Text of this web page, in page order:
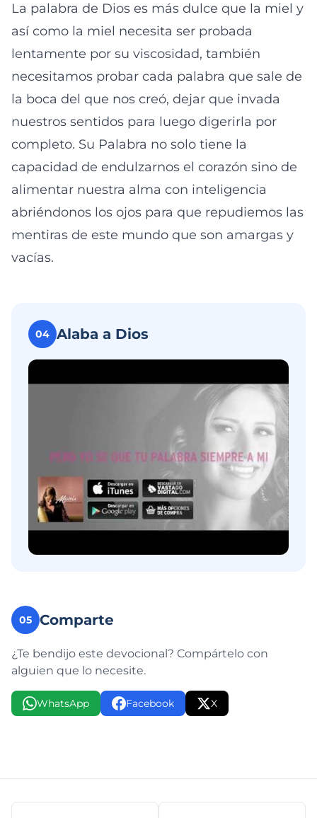
La palabra de Dios es más dulce que la miel y
así como la miel necesita ser probada
lentamente por su viscosidad, también
necesitamos probar cada palabra que sale de
la boca del que nos creó, dejar que invada
nuestros sentidos para luego digerirla por
completo. Su Palabra no solo tiene la
capacidad de endulzarnos el corazón sino de
alimentar nuestra alma con inteligencia
abriéndonos los ojos para que repudiemos las
mentiras de este mundo que son amargas y
vacías.
04 Alaba a Dios
05 Comparte
¿Te bendijo este devocional? Compártelo con
alguien que lo necesite.
WhatsApp Facebook X